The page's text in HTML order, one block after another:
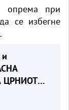
опрема при
се избегне
ЦРНИОТ